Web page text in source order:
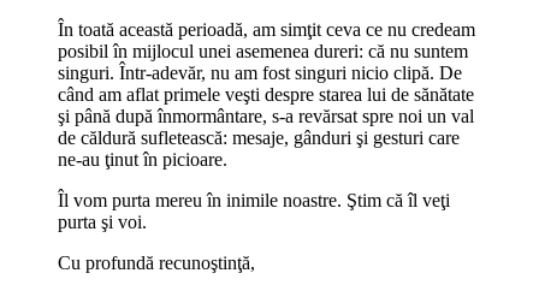
În toată această perioadă, am simţit ceva ce nu credeam
posibil în mijlocul unei asemenea dureri: că nu suntem
singuri. Într-adevăr, nu am fost singuri nicio clipă. De
când am aflat primele veşti despre starea lui de sănătate
şi până după înmormântare, s-a revărsat spre noi un val
de căldură sufletească: mesaje, gânduri şi gesturi care
ne-au ţinut în picioare.
Îl vom purta mereu în inimile noastre. Ştim că îl veţi
purta şi voi.
Cu profundă recunoştinţă,